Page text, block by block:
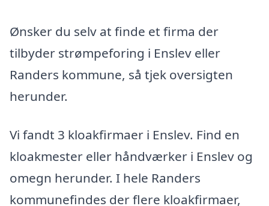
Ønsker du selv at finde et firma der
tilbyder strømpeforing i Enslev eller
Randers kommune, så tjek oversigten
herunder.
Vi fandt 3 kloakfirmaer i Enslev. Find en
kloakmester eller håndværker i Enslev og
omegn herunder. I hele Randers
kommunefindes der flere kloakfirmaer,